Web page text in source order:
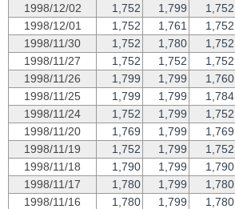
1998/12/02
1,752 1,799 1,752
1998/12/01
1,752 1,761 1,752
1998/11/30
1,752 1,780 1,752
1998/11/27
1,752 1,752 1,752
1998/11/26
1,799 1,799 1,760
1998/11/25
1,799 1,799 1,784
1998/11/24
1,752 1,799 1,752
1998/11/20
1,769 1,799 1,769
1998/11/19
1,752 1,799 1,752
1998/11/18
1,790 1,799 1,790
1998/11/17
1,780 1,799 1,780
1998/11/16
1,780 1,799 1,780